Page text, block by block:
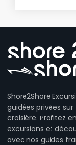
Shore2Shore
guidées privées
croisière. Profitez
excursions et
avec nos guides